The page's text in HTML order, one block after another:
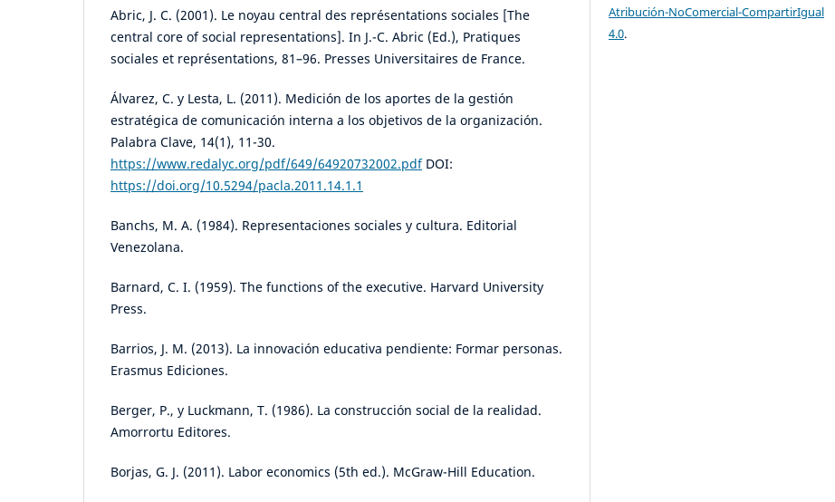
Abric, J. C. (2001). Le noyau central des représentations sociales [The
central core of social representations]. In J.-C. Abric (Ed.), Pratiques
sociales et représentations, 81–96. Presses Universitaires de France.
Álvarez, C. y Lesta, L. (2011). Medición de los aportes de la gestión
estratégica de comunicación interna a los objetivos de la organización.
Palabra Clave, 14(1), 11-30.
https://www.redalyc.org/pdf/649/64920732002.pdfDOI:
https://doi.org/10.5294/pacla.2011.14.1.1
Banchs, M. A. (1984). Representaciones sociales y cultura. Editorial
Venezolana.
Barnard, C. I. (1959). The functions of the executive. Harvard University
Press.
Barrios, J. M. (2013). La innovación educativa pendiente: Formar personas.
Erasmus Ediciones.
Berger, P., y Luckmann, T. (1986). La construcción social de la realidad.
Amorrortu Editores.
Borjas, G. J. (2011). Labor economics (5th ed.). McGraw-Hill Education.
Atribución-NoComercial-CompartirIgual
4.0.